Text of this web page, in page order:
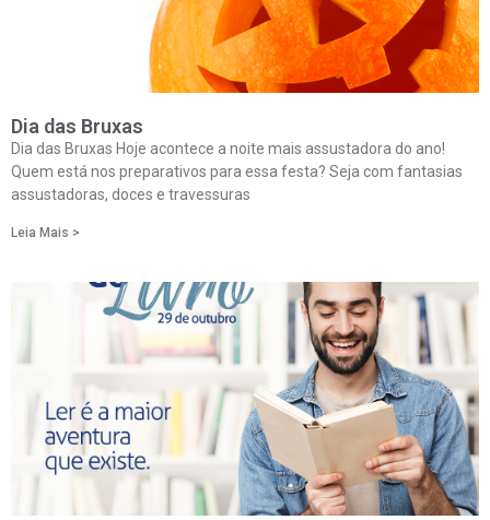
Dia das Bruxas
Dia das Bruxas Hoje acontece a noite mais assustadora do ano!
Quem está nos preparativos para essa festa? Seja com fantasias
assustadoras, doces e travessuras
Leia Mais >